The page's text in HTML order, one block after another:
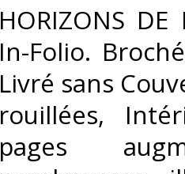
‎HORIZONS DE
In-Folio.
Livré sans
rouillées,
pages